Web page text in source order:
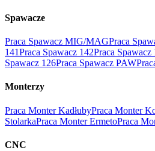
Spawacze
Praca Spawacz MIG/MAGPraca
141Praca Spawacz 142Praca Spawacz
Spawacz 126Praca Spawacz PAW
Monterzy
Praca Monter KadłubyPraca Monter
StolarkaPraca Monter ErmetoPraca
CNC